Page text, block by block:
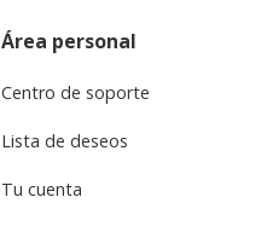
Área personal
Centro de soporte
Lista de deseos
Tu cuenta